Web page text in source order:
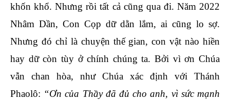
khốn khổ. Nhưng rồi tất cả cũng qua đi. Năm 2022
Nhâm Dần, Con Cọp dữ dằn lắm, ai cũng lo sợ.
Nhưng đó chỉ là chuyện thế gian, con vật nào hiền
hay dữ còn tùy ở chính chúng ta. Bởi vì ơn Chúa
vẫn chan hòa, như Chúa xác định với Thánh
Phaolô: “Ơn của Thầy đã đủ cho anh, vì sức mạnh